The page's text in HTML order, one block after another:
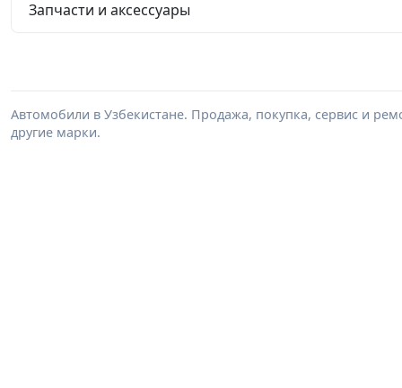
Запчасти и аксессуары
Автомобили в Узбекистане. Продажа, покупка, сервис и
другие марки.